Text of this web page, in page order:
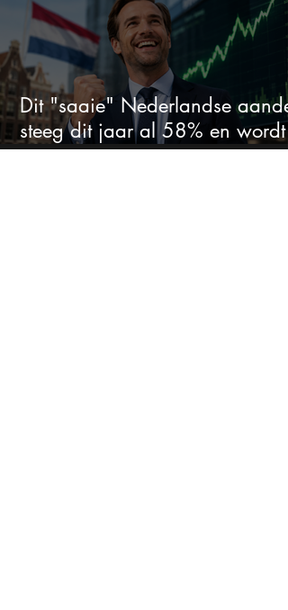
Dit "saaie" Nederlandse
steeg dit jaar al 58% en wordt
volgens analisten onderschat